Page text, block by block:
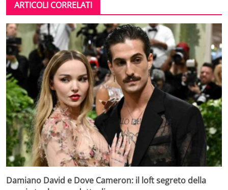
ARTICOLI CORRELATI
Damiano David e Dove Cameron: il loft segreto della